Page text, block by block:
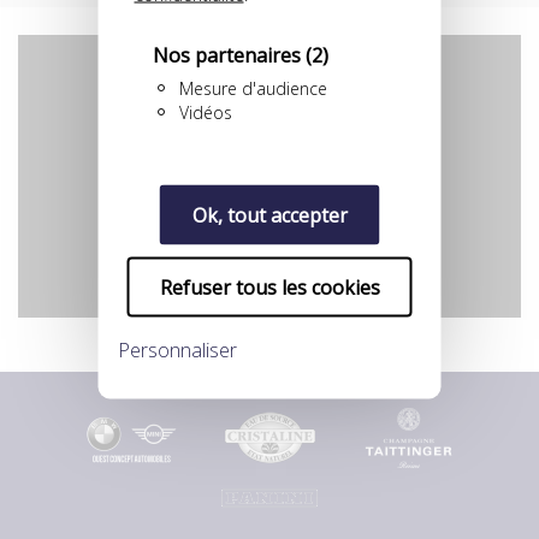
Nos partenaires(2)
Mesure d'audience
Vidéos
Ok, tout accepter
Refuser tous les cookies
Personnaliser